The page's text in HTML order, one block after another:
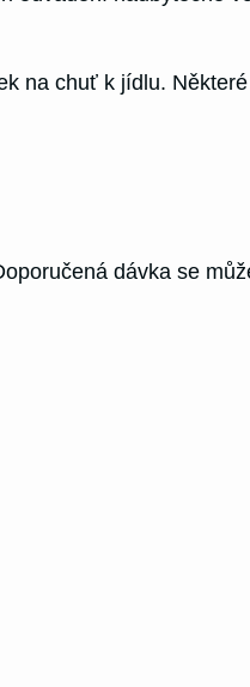
na chuť k jídlu.
dávka se